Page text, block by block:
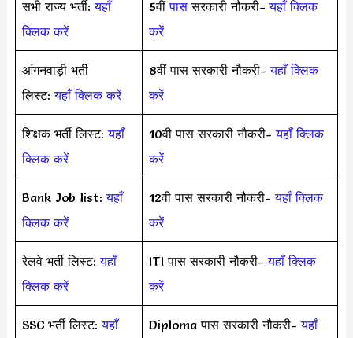
सभी राज्य भर्ती:यहाँ
क्लिक करें
5वींपाससरकारी नौकरी-यहाँ क्लिक
करें
आंगनवाड़ी भर्ती
लिस्ट:यहाँ क्लिक करें
8वीं पास सरकारी नौकरी-यहाँ क्लिक
करें
शिक्षक भर्ती लिस्ट:यहाँ
क्लिक करें
10वी पास सरकारी नौकरी-यहाँ क्लिक
करें
Bank Job list:यहाँ
क्लिक करें
12वी पास सरकारी नौकरी-यहाँ क्लिक
करें
रेलवे भर्ती लिस्ट:यहाँ
क्लिक करें
ITI पास सरकारी नौकरी-यहाँ क्लिक
करें
SSC भर्ती लिस्ट:यहाँ
Diploma पास सरकारी नौकरी-यहाँ